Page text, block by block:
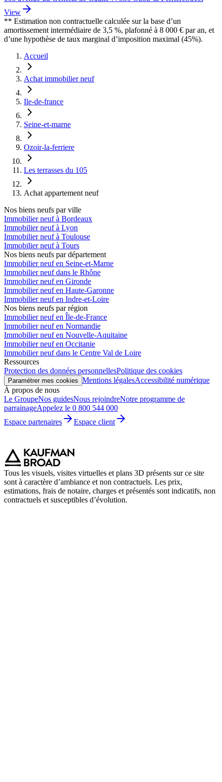
View
** Estimation non contractuelle calculée sur la base d’un
amortissement intermédiaire de 3,5 %, plafonné à 8 000 € par an, et
d’une hypothèse de taux marginal d’imposition maximal (45%).
Accueil
Achat immobilier neuf
Ile-de-france
Seine-et-marne
Ozoir-la-ferriere
Les terrasses du 105
Achat appartement neuf
Nos biens neufs par ville
Immobilier neuf à Bordeaux
Immobilier neuf à Lyon
Immobilier neuf à Toulouse
Immobilier neuf à Tours
Nos biens neufs par département
Immobilier neuf en Seine-et-Marne
Immobilier neuf dans le Rhône
Immobilier neuf en Gironde
Immobilier neuf en Haute-Garonne
Immobilier neuf en Indre-et-Loire
Nos biens neufs par région
Immobilier neuf en Île-de-France
Immobilier neuf en Normandie
Immobilier neuf en Nouvelle-Aquitaine
Immobilier neuf en Occitanie
Immobilier neuf dans le Centre Val de Loire
Ressources
Protection des données personnellesPolitique des cookies
Paramétrer mes cookies Mentions légalesAccessibilité numérique
À propos de nous
Le GroupeNos guidesNous rejoindreNotre programme de
parrainageAppelez le 0 800 544 000
Espace partenaires
Espace client
Tous les visuels, visites virtuelles et plans 3D présents sur ce site
sont à caractère d’ambiance et non contractuels. Les prix,
estimations, frais de notaire, charges et présentés sont indicatifs, non
contractuels et susceptibles d’évolution.